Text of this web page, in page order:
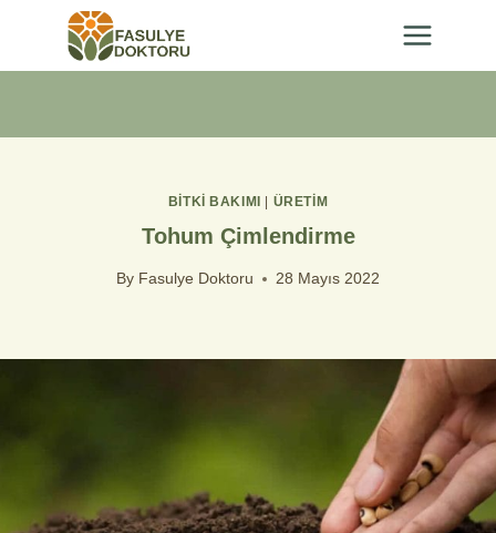
content
BİTKİ BAKIMI | ÜRETIM
Tohum Çimlendirme
By Fasulye Doktoru 28 Mayıs 2022